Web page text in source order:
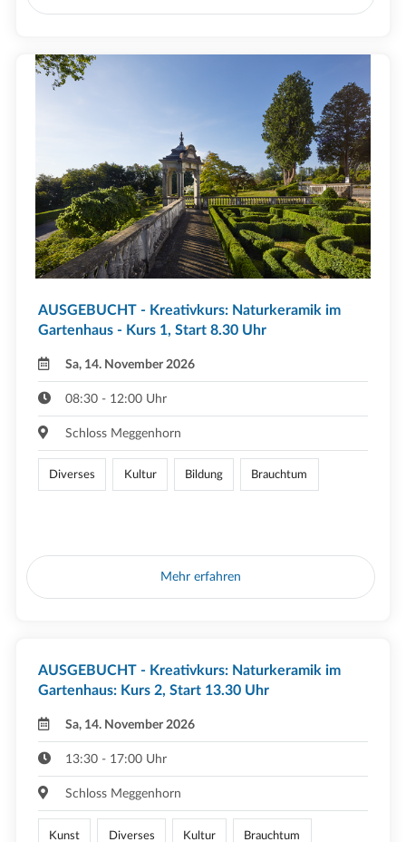
AUSGEBUCHT - Kreativkurs: Naturkeramik im
Gartenhaus - Kurs 1, Start 8.30 Uhr
Sa, 14. November 2026
08:30 - 12:00 Uhr
Schloss Meggenhorn
Diverses Kultur Bildung Brauchtum
Mehr erfahren
AUSGEBUCHT - Kreativkurs: Naturkeramik im
Gartenhaus: Kurs 2, Start 13.30 Uhr
Sa, 14. November 2026
13:30 - 17:00 Uhr
Schloss Meggenhorn
Kunst Diverses Kultur Brauchtum